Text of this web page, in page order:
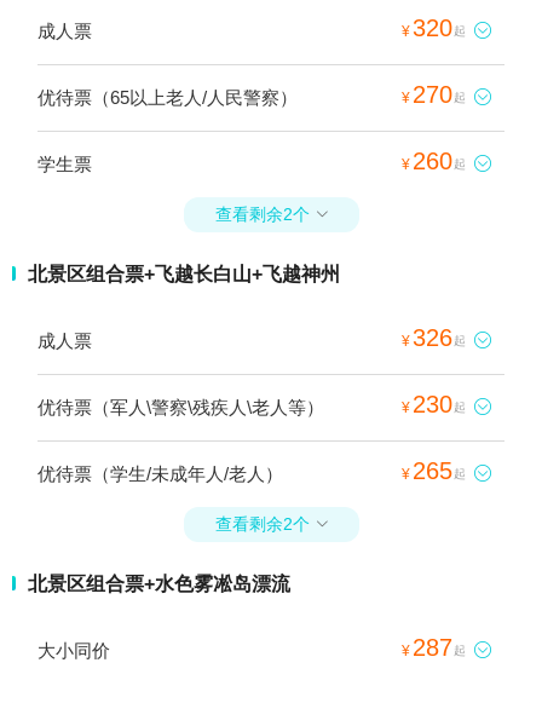
成人票 ¥320起 
优待票（65以上老人/人民警察） ¥ 270起 
学生票 ¥ 260起 
查看剩余2个 
北景区组合票+飞越长白山+飞越神州
成人票 ¥326起 
优待票（军人\警察\残疾人\老人等） ¥ 230起 
优待票（学生/未成年人/老人） ¥ 265起 
查看剩余2个 
北景区组合票+水色雾凇岛漂流
大小同价 ¥ 287起 